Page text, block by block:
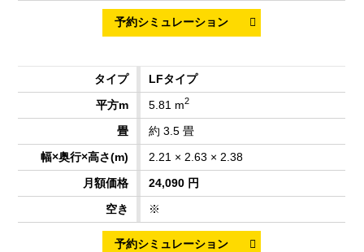
LFタイプ
5.81 m2
約 3.5 畳
2.21 × 2.63 × 2.38
24,090 円
※